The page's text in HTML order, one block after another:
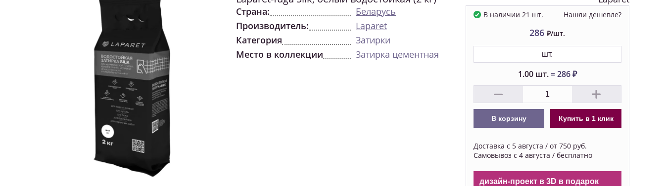
Страна:
Беларусь
Производитель:
Laparet
Категория
Затирки
Место в коллекции
Затирка цементная
В наличии 21 шт. Нашли дешевле?
286₽/шт.
шт.
1.00шт.=286₽
В корзину Купить в 1 клик
Доставка с 5 августа / от 750 руб.
Самовывоз с 4 августа / бесплатно
дизайн-проект в 3D в подарок